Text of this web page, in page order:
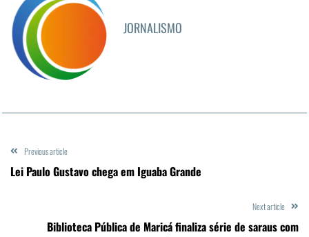
JORNALISMO
Previous article
Lei Paulo Gustavo chega em Iguaba Grande
Next article
Biblioteca Pública de Maricá finaliza série de saraus com